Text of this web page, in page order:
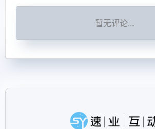
暂无评论...